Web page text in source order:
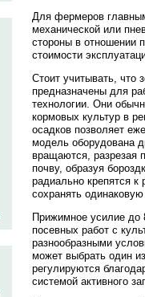
Для фермеров
механической или
стороны в отношении
стоимости
Стоит учитывать, что
предназначены для
технологии. Они
кормовых культур в
осадков позволяет
модель оборудована
вращаются, разрезая
почву, образуя
радиально крепятся к
сохранять
Прижимное усилие до
посевных работ с
разнообразными
может выбрать один
регулируются
системой активного